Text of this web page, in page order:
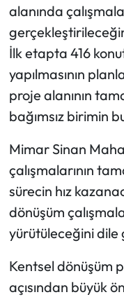
alanında
İlk etapta 416
yapılmasının
proje alanının
bağımsız birimin
Mimar Sinan
çalışmalarının
sürecin hız
dönüşüm
yürütüleceğini dile
Kentsel dönüşüm
açısından büyük